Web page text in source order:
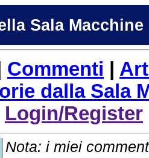
Sala Macchine
Commenti
dalla Sala
Login/Register
Nota: i miei